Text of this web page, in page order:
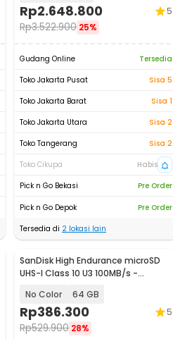
Rp2.648.800
Rp3.522.900 25%
5
Gudang Online
Tersedia
Toko Jakarta Pusat
Sisa 5
Toko Jakarta Barat
Sisa 1
Toko Jakarta Utara
Sisa 2
Toko Tangerang
Sisa 2
Toko Cikupa
Habis
Pick n Go Bekasi
Pre Order
Pick n Go Depok
Pre Order
Tersedia di 2 lokasi lain
SanDisk High Endurance microSD
UHS-I Class 10 U3 100MB/s -
No Color 64 GB
Rp386.300
Rp529.900 28%
5